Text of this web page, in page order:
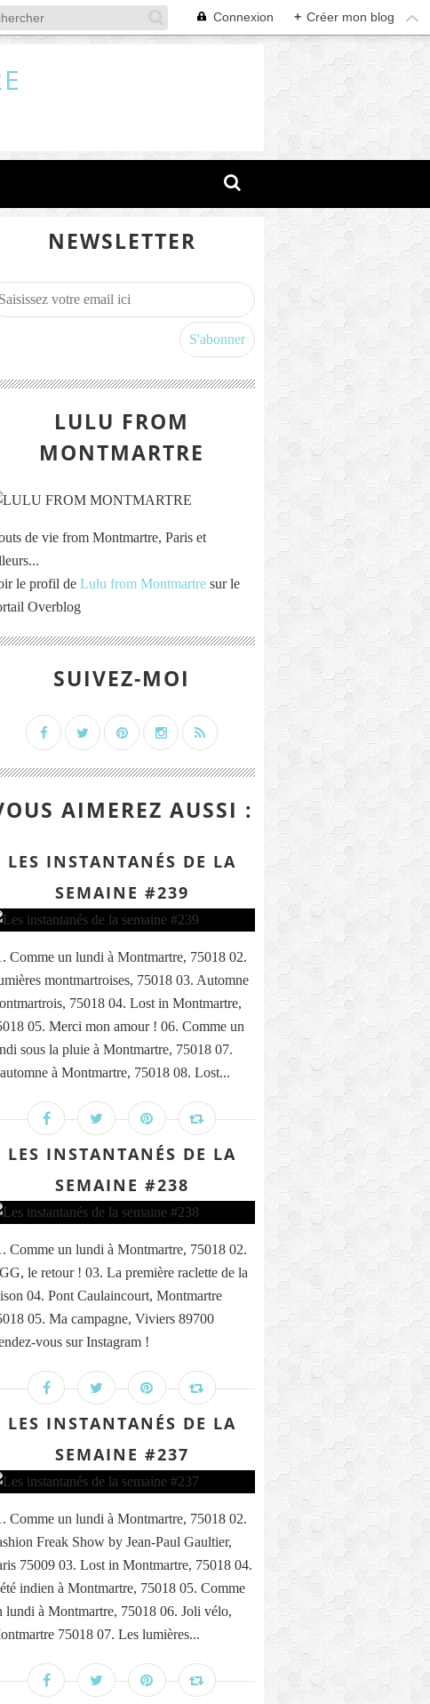
Connexion + Créer mon blog
NEWSLETTER
LULU FROM
MONTMARTRE
de vie from Montmartre, Paris et
le profil de Lulu from Montmartre sur le
Overblog
SUIVEZ-MOI
AIMEREZ AUSSI :
LES INSTANTANÉS DE LA
SEMAINE #239
Comme un lundi à Montmartre, 75018 02.
montmartroises, 75018 03. Automne
75018 04. Lost in Montmartre,
05. Merci mon amour ! 06. Comme un
sous la pluie à Montmartre, 75018 07.
à Montmartre, 75018 08. Lost...
LES INSTANTANÉS DE LA
SEMAINE #238
Comme un lundi à Montmartre, 75018 02.
le retour ! 03. La première raclette de la
04. Pont Caulaincourt, Montmartre
05. Ma campagne, Viviers 89700
vous sur Instagram !
LES INSTANTANÉS DE LA
SEMAINE #237
Comme un lundi à Montmartre, 75018 02.
Freak Show by Jean-Paul Gaultier,
75009 03. Lost in Montmartre, 75018 04.
indien à Montmartre, 75018 05. Comme
lundi à Montmartre, 75018 06. Joli vélo,
75018 07. Les lumières...